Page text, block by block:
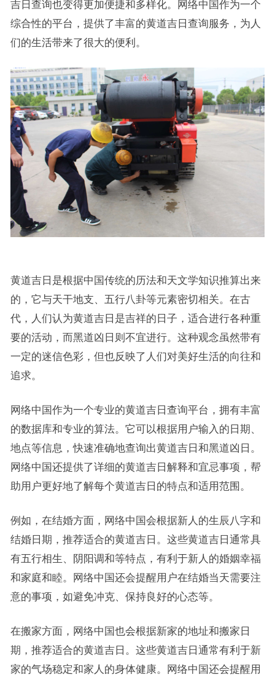
吉日查询也变得更加便捷和多样化。网络中国作为一个
综合性的平台，提供了丰富的黄道吉日查询服务，为人
们的生活带来了很大的便利。
黄道吉日是根据中国传统的历法和天文学知识推算出来
的，它与天干地支、五行八卦等元素密切相关。在古
代，人们认为黄道吉日是吉祥的日子，适合进行各种重
要的活动，而黑道凶日则不宜进行。这种观念虽然带有
一定的迷信色彩，但也反映了人们对美好生活的向往和
追求。
网络中国作为一个专业的黄道吉日查询平台，拥有丰富
的数据库和专业的算法。它可以根据用户输入的日期、
地点等信息，快速准确地查询出黄道吉日和黑道凶日。
网络中国还提供了详细的黄道吉日解释和宜忌事项，帮
助用户更好地了解每个黄道吉日的特点和适用范围。
例如，在结婚方面，网络中国会根据新人的生辰八字和
结婚日期，推荐适合的黄道吉日。这些黄道吉日通常具
有五行相生、阴阳调和等特点，有利于新人的婚姻幸福
和家庭和睦。网络中国还会提醒用户在结婚当天需要注
意的事项，如避免冲克、保持良好的心态等。
在搬家方面，网络中国也会根据新家的地址和搬家日
期，推荐适合的黄道吉日。这些黄道吉日通常有利于新
家的气场稳定和家人的身体健康。网络中国还会提醒用